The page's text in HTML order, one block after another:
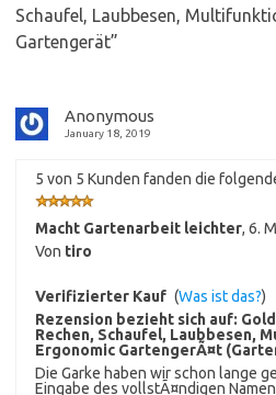
Schaufel, Laubbesen,
Gartengerät”
Anonymous
January 18, 2019
5 von 5 Kunden fanden die
Macht Gartenarbeit leichter, 6.
Von tiro
Verifizierter Kauf (Was ist das?)
Rezension bezieht sich auf:
Rechen, Schaufel, Laubbesen,
Ergonomic GartengerÃ¤t
Die Garke haben wir schon lange
Eingabe des vollstÃ¤ndigen